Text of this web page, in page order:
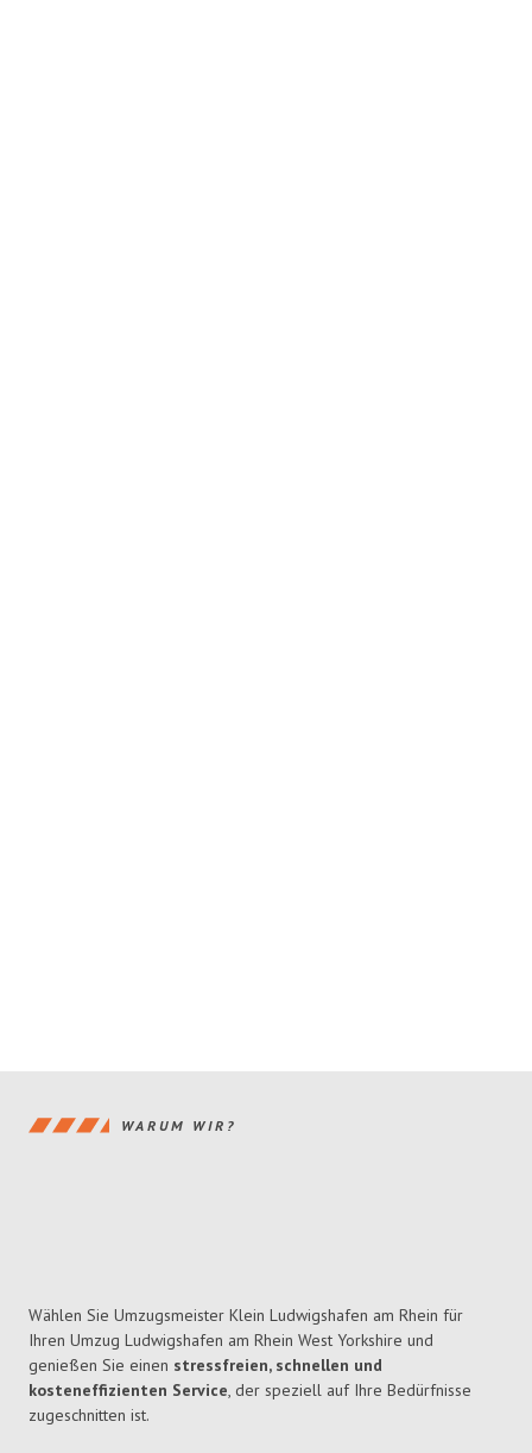
WARUM WIR?
Wählen Sie Umzugsmeister Klein Ludwigshafen am Rhein für
Ihren Umzug Ludwigshafen am Rhein West Yorkshire und
genießen Sie einen stressfreien, schnellen und
kosteneffizienten Service, der speziell auf Ihre Bedürfnisse
zugeschnitten ist.